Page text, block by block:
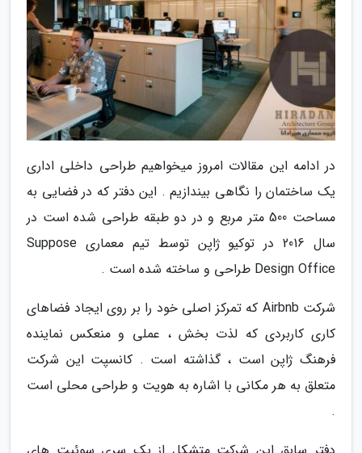
در ادامه این مقالات امروز میخواهیم طراحی داخلی اداری
یک ساختمان را نگاهی بیندازیم . این دفتر که در فضایی به
مساحت 500 متر مربع و در دو طبقه طراحی شده است در
سال 2016 در توکیو ژاپن توسط تیم معماری Suppose
Design Office طراحی و ساخته شده است .
شرکت Airbnb که تمرکز اصلی خود را بر روی ایجاد فضاهای
کاری کاربردی که لذت بخش ، عملی و منعکس نماینده
فرهنگ ژاپن است ، گذاشته است . کانسپت این شرکت
متعلق به هر مکانی با اشاره به هویت و طراحی محلی است
.